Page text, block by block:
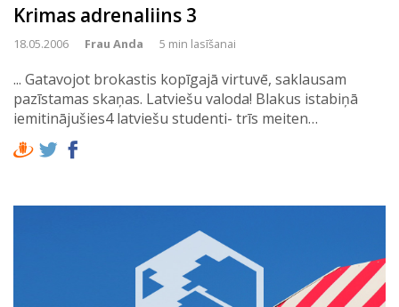
Krimas adrenaliins 3
18.05.2006 Frau Anda 5 min lasīšanai
... Gatavojot brokastis kopīgajā virtuvē, saklausam
pazīstamas skaņas. Latviešu valoda! Blakus istabiņā
iemitinājušies4 latviešu studenti- trīs meiten…